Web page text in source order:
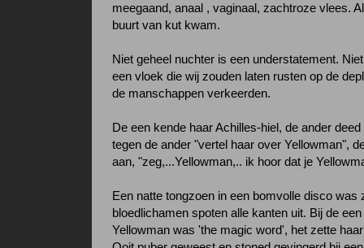
meegaand, anaal , vaginaal, zachtroze vlees.
buurt van kut kwam.
Niet geheel nuchter is een understatement.
een vloek die wij zouden laten rusten op de
de manschappen verkeerden.
De een kende haar Achilles-hiel, de ander
tegen de ander "vertel haar over Yellowman",
aan, "zeg,...Yellowman,.. ik hoor dat je
Een natte tongzoen in een bomvolle disco was
bloedlichamen spoten alle kanten uit. Bij de
Yellowman was 'the magic word', het zette